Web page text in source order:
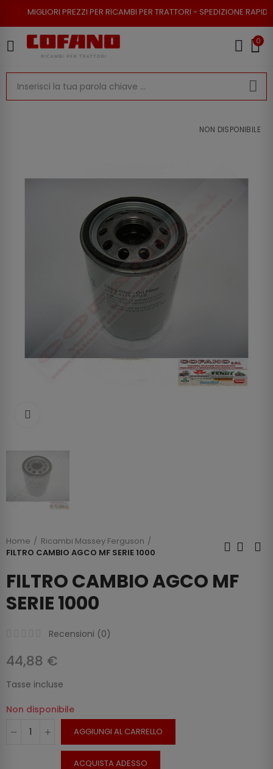
PREZZI PER RICAMBI PER TRATTORI - SPEDIZIONE RAPIDA - RESO
0
NON DISPONIBILE
Home
Ricambi Massey Ferguson
FILTRO CAMBIO AGCO MF SERIE 1000
FILTRO CAMBIO AGCO MF
SERIE 1000
Recensioni (0)
44,88 €
Tasse incluse
Non disponibile
AGGIUNGI AL CARRELLO
ACQUISTA ADESSO